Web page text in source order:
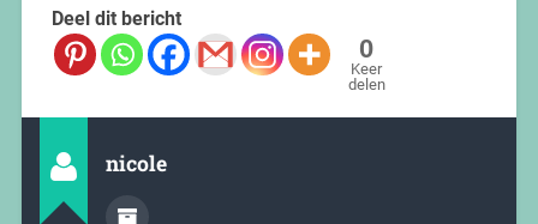
Deel dit bericht
0
Keer
delen
nicole